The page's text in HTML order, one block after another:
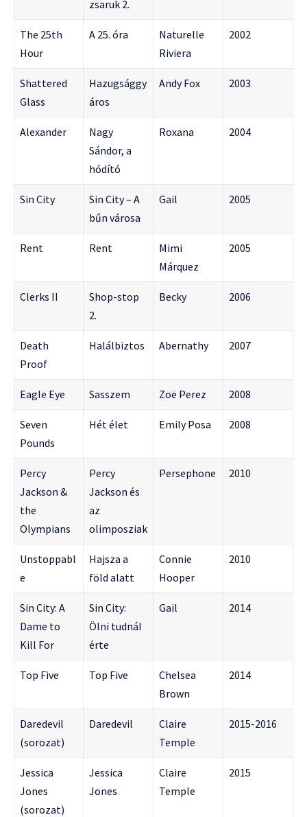
zsaruk 2.
The 25th
Hour
A 25. óra
Naturelle
Riviera
2002
Shattered
Glass
Hazugsággy
áros
Andy Fox 2003
Alexander
Nagy
Sándor, a
hódító
Roxana 2004
Sin City
Sin City – A
bűn városa
Gail 2005
Rent Rent
Mimi
Márquez
2005
Clerks II
Shop-stop
2.
Becky 2006
Death
Proof
Halálbiztos Abernathy 2007
Eagle Eye Sasszem Zoë Perez 2008
Seven
Pounds
Hét élet Emily Posa 2008
Percy
Jackson &
the
Olympians
Percy
Jackson és
az
olimposziak
Persephone 2010
Unstoppabl
e
Hajsza a
föld alatt
Connie
Hooper
2010
Sin City: A
Dame to
Kill For
Sin City:
Ölni tudnál
érte
Gail 2014
Top Five Top Five
Chelsea
Brown
2014
Daredevil
(sorozat)
Daredevil
Claire
Temple
2015-2016
Jessica
Jones
(sorozat)
Jessica
Jones
Claire
Temple
2015